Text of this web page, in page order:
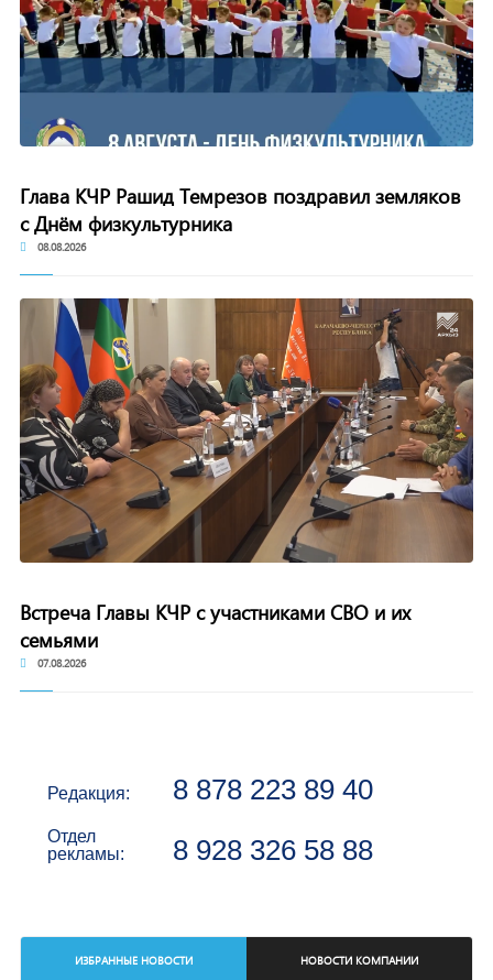
Глава КЧР Рашид Темрезов поздравил земляков
с Днём физкультурника
08.08.2026
Встреча Главы КЧР с участниками СВО и их
семьями
07.08.2026
Редакция: 8 878 223 89 40
Отдел
рекламы:
8 928 326 58 88
ИЗБРАННЫЕ НОВОСТИ НОВОСТИ КОМПАНИИ